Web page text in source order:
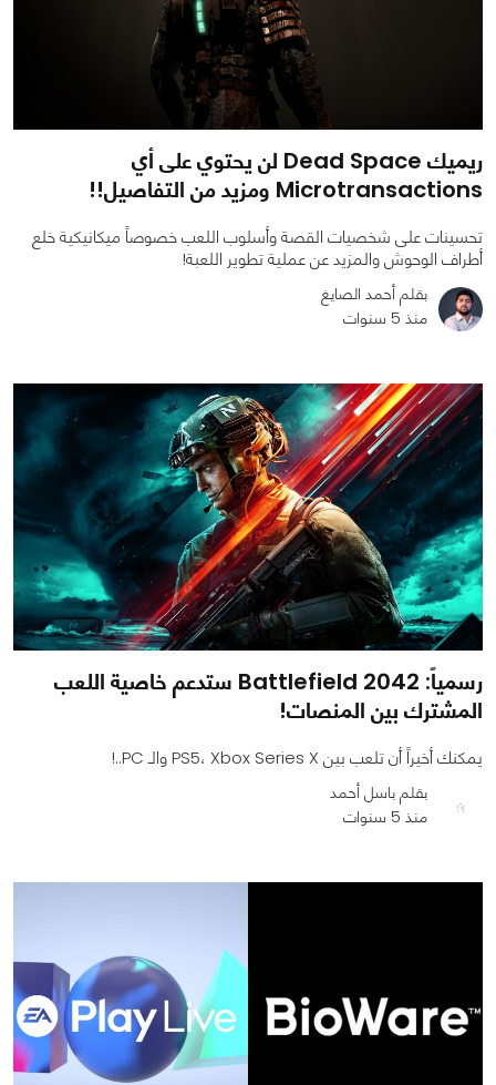
ريميك Dead Space لن يحتوي على أي
Microtransactions ومزيد من التفاصيل!!
تحسينات على شخصيات القصة وأسلوب اللعب خصوصاً ميكانيكية خلع
أطراف الوحوش والمزيد عن عملية تطوير اللعبة!
بقلم أحمد الصايغ
منذ 5 سنوات
رسمياً: Battlefield 2042 ستدعم خاصية اللعب
المشترك بين المنصات!
يمكنك أخيراً أن تلعب بين PS5، Xbox Series X والـ PC..!
بقلم باسل أحمد
منذ 5 سنوات